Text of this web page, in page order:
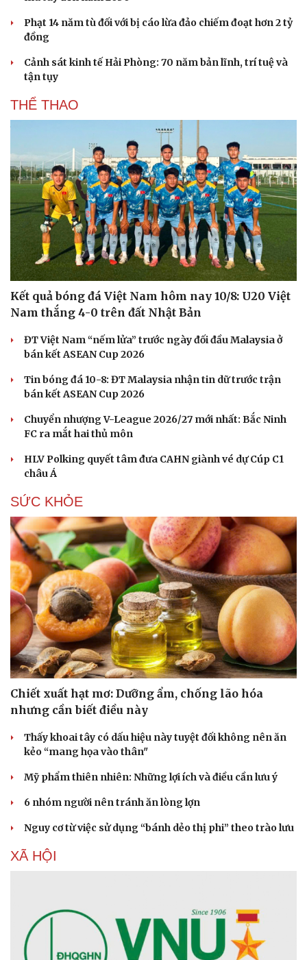
Tư vấn
Săn Tour
Câu chuyện thời sự
Kể chuyện cho bé
Phạt 14 năm tù đối với bị cáo lừa đảo chiếm đoạt hơn 2 tỷ
đồng
Cảnh sát kinh tế Hải Phòng: 70 năm bản lĩnh, trí tuệ và
tận tụy
THỂ THAO
Kết quả bóng đá Việt Nam hôm nay 10/8: U20 Việt
Nam thắng 4-0 trên đất Nhật Bản
ĐT Việt Nam “nếm lửa” trước ngày đối đầu Malaysia ở
bán kết ASEAN Cup 2026
Tin bóng đá 10-8: ĐT Malaysia nhận tin dữ trước trận
bán kết ASEAN Cup 2026
Chuyển nhượng V-League 2026/27 mới nhất: Bắc Ninh
FC ra mắt hai thủ môn
HLV Polking quyết tâm đưa CAHN giành vé dự Cúp C1
châu Á
SỨC KHỎE
Chiết xuất hạt mơ: Dưỡng ẩm, chống lão hóa
nhưng cần biết điều này
Thấy khoai tây có dấu hiệu này tuyệt đối không nên ăn
kẻo “mang họa vào thân"
Mỹ phẩm thiên nhiên: Những lợi ích và điều cần lưu ý
6 nhóm người nên tránh ăn lòng lợn
Nguy cơ từ việc sử dụng “bánh dẻo thị phi” theo trào lưu
XÃ HỘI